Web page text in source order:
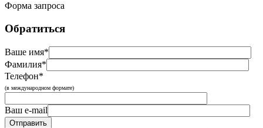
Форма запроса
Обратиться
Ваше имя*
Фамилия*
Телефон*
(в международном формате)
Ваш e-mail